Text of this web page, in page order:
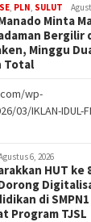
PLN SULUT
Minta
Bergilir
Minggu
Total
wp-
03/IKLAN-IDUL-
6, 2026
HUT ke
di SMPN1
Program TJSL